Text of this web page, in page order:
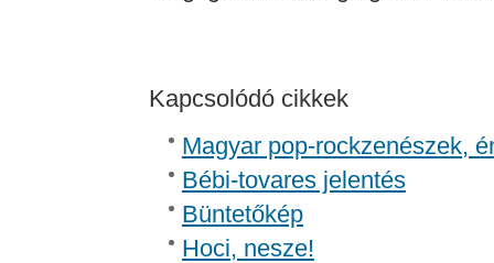
Kapcsolódó cikkek
Magyar pop-rockzenészek,
Bébi-tovares jelentés
Büntetőkép
Hoci, nesze!